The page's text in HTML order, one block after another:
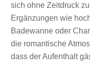
sich ohne Zeitdruck
Ergänzungen wie
Badewanne oder
die romantische
dass der Aufenthalt